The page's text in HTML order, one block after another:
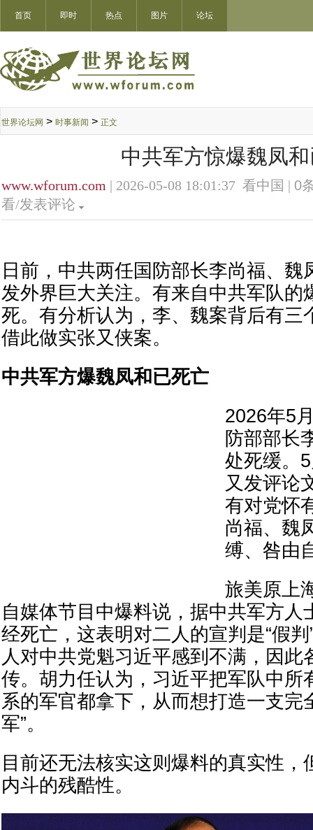
首页 即时 热点 图片 论坛
世界论坛网 > 时事新闻 > 正文
中共军方惊爆魏凤
www.wforum.com | 2026-05-08 18:01:37 看中国 | 0
看/发表评论
日前，中共两任国防部长李尚福、魏
发外界巨大关注。有来自中共军队的
死。有分析认为，李、魏案背后有三
借此做实张又侠案。
中共军方爆魏凤和已死亡
2026年5
防部部长
处死缓。
又发评论
有对党怀
尚福、魏
缚、咎由
旅美原上
自媒体节目中爆料说，据中共军方人
经死亡，这表明对二人的宣判是“假
人对中共党魁习近平感到不满，因此
传。胡力任认为，习近平把军队中所
系的军官都拿下，从而想打造一支完
军”。
目前还无法核实这则爆料的真实性，
内斗的残酷性。